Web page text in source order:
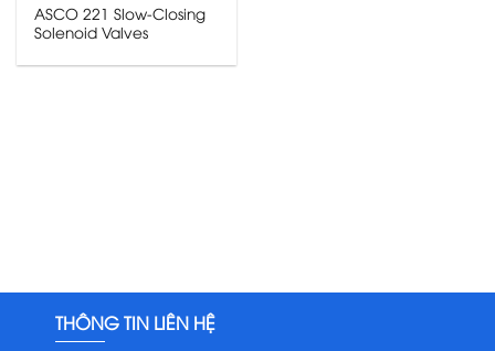
ASCO 221 Slow-Closing
Solenoid Valves
THÔNG TIN LIÊN HỆ